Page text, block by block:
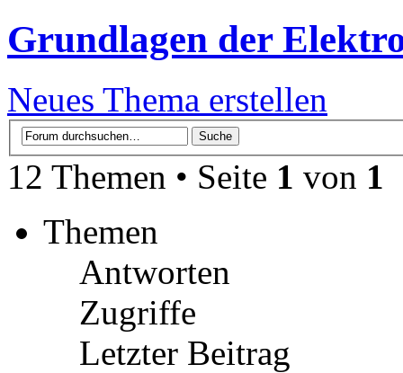
Grundlagen der
Neues Thema erstellen
12 Themen • Seite 1 von 1
Themen
Antworten
Zugriffe
Letzter Beitrag